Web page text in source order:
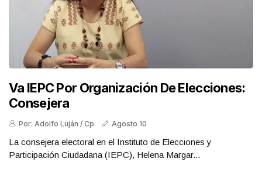
Va IEPC Por Organización De Elecciones:
Consejera
Por: Adolfo Luján / Cp Agosto 10
La consejera electoral en el Instituto de Elecciones y
Participación Ciudadana (IEPC), Helena Margar...